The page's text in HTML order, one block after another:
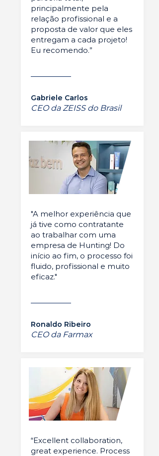
principalmente pela
relação profissional e a
proposta de valor que eles
entregam a cada projeto!
Eu recomendo.”
Gabriele Carlos
CEO da ZEISS do Brasil
"A melhor experiência que
já tive como contratante
ao trabalhar com uma
empresa de Hunting! Do
início ao fim, o processo foi
fluido, profissional e muito
eficaz."
Ronaldo Ribeiro
CEO da Farmax
“Excellent collaboration,
great experience. Process